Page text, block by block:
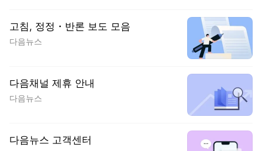
고침, 정정・반론 보도 모음
다음뉴스
다음채널 제휴 안내
다음뉴스
다음뉴스 고객센터